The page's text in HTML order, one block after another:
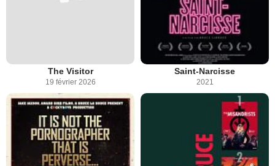
The Visitor
19 février 2026
Saint-Narcisse
2021